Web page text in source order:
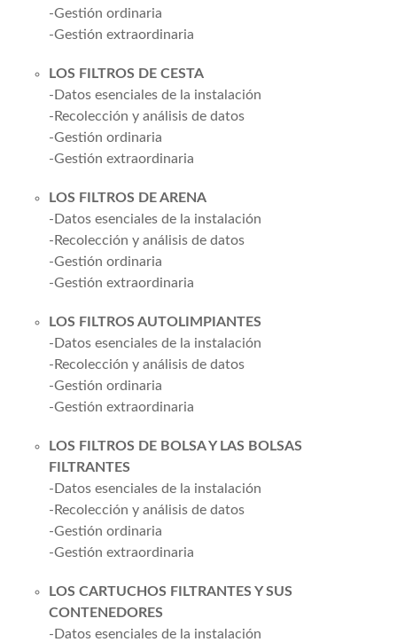
-Gestión ordinaria
-Gestión extraordinaria
LOS FILTROS DE CESTA
-Datos esenciales de la instalación
-Recolección y análisis de datos
-Gestión ordinaria
-Gestión extraordinaria
LOS FILTROS DE ARENA
-Datos esenciales de la instalación
-Recolección y análisis de datos
-Gestión ordinaria
-Gestión extraordinaria
LOS FILTROS AUTOLIMPIANTES
-Datos esenciales de la instalación
-Recolección y análisis de datos
-Gestión ordinaria
-Gestión extraordinaria
LOS FILTROS DE BOLSA Y LAS BOLSAS
FILTRANTES
-Datos esenciales de la instalación
-Recolección y análisis de datos
-Gestión ordinaria
-Gestión extraordinaria
LOS CARTUCHOS FILTRANTES Y SUS
CONTENEDORES
-Datos esenciales de la instalación